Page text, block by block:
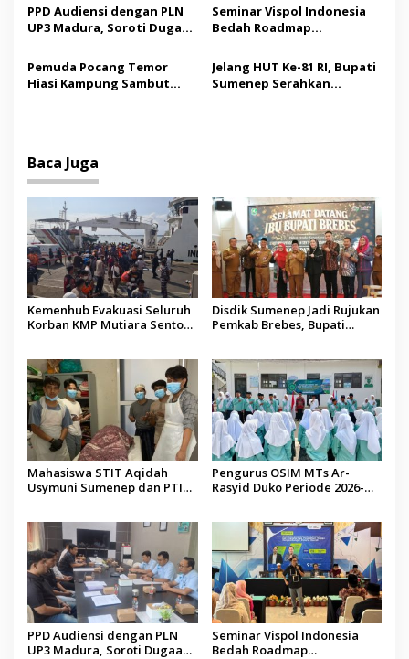
s
Jenazah WNI Asal Aceh di
Malaysia
PPD Audiensi dengan PLN
UP3 Madura, Soroti Dugaan
Listrik Desa di Sumenep
Seminar Vispol Indonesia
Bedah Roadmap
Pendidikan dan Hilirisasi
Jadi Kunci
Pemuda Pocang Temor
Hiasi Kampung Sambut
Jelang HUT Ke-81 RI, Bupati
Sumenep Serahkan
Baca Juga
Kemenhub Evakuasi Seluruh
Korban KMP Mutiara Sentosa
Disdik Sumenep Jadi Rujukan
Pemkab Brebes, Bupati
Mahasiswa STIT Aqidah
Usymuni Sumenep dan PTIQ
Pengurus OSIM MTs Ar-
Rasyid Duko Periode 2026-
PPD Audiensi dengan PLN
UP3 Madura, Soroti Dugaan
Seminar Vispol Indonesia
Bedah Roadmap